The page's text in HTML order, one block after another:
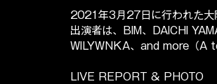
2021年3月27日に行われた大
出演者は、BIM、DAICHI
WILYWNKA、and more（A
LIVE REPORT & PHOTO